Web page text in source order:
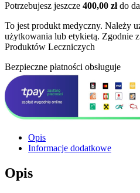
Potrzebujesz jeszcze 400,00 złdo
To jest produkt medyczny. Należy
użytkowania lub etykietą. Zgodnie
Produktów Leczniczych
Bezpieczne płatności obsługuje
Opis
Informacje dodatkowe
Opis